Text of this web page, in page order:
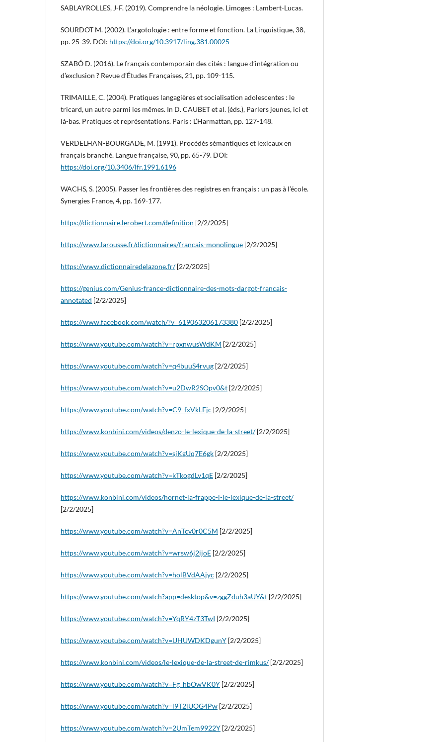
SABLAYROLLES, J-F. (2019). Comprendre la néologie. Limoges : Lambert-Lucas.
SOURDOT M. (2002). L’argotologie : entre forme et fonction. La Linguistique, 38,
pp. 25-39. DOI: https://doi.org/10.3917/ling.381.00025
SZABÓ D. (2016). Le français contemporain des cités : langue d’intégration ou
d’exclusion ? Revue d’Études Françaises, 21, pp. 109-115.
TRIMAILLE, C. (2004). Pratiques langagières et socialisation adolescentes : le
tricard, un autre parmi les mêmes. In D. CAUBET et al. (éds.), Parlers jeunes, ici et
là-bas. Pratiques et représentations. Paris : L’Harmattan, pp. 127-148.
VERDELHAN-BOURGADE, M. (1991). Procédés sémantiques et lexicaux en
français branché. Langue française, 90, pp. 65-79. DOI:
https://doi.org/10.3406/lfr.1991.6196
WACHS, S. (2005). Passer les frontières des registres en français : un pas à l’école.
Synergies France, 4, pp. 169-177.
https://dictionnaire.lerobert.com/definition [2/2/2025]
https://www.larousse.fr/dictionnaires/francais-monolingue [2/2/2025]
https://www.dictionnairedelazone.fr/[2/2/2025]
https://genius.com/Genius-france-dictionnaire-des-mots-dargot-francais-
annotated [2/2/2025]
https://www.facebook.com/watch/?v=619063206173380 [2/2/2025]
https://www.youtube.com/watch?v=rpxnwusWdKM [2/2/2025]
https://www.youtube.com/watch?v=q4buuS4rvug [2/2/2025]
https://www.youtube.com/watch?v=u2DwR2SOpv0&t [2/2/2025]
https://www.youtube.com/watch?v=C9_fxVkLFjc [2/2/2025]
https://www.konbini.com/videos/denzo-le-lexique-de-la-street/[2/2/2025]
https://www.youtube.com/watch?v=sjKgUq7E6gk [2/2/2025]
https://www.youtube.com/watch?v=kTkogdLv1qE [2/2/2025]
https://www.konbini.com/videos/hornet-la-frappe-l-le-lexique-de-la-street/
[2/2/2025]
https://www.youtube.com/watch?v=AnTcv0r0C5M [2/2/2025]
https://www.youtube.com/watch?v=wrsw6j2ijoE [2/2/2025]
https://www.youtube.com/watch?v=holBVdAAjyc [2/2/2025]
https://www.youtube.com/watch?app=desktop&v=zggZduh3aUY&t [2/2/2025]
https://www.youtube.com/watch?v=YqRY4zT3TwI [2/2/2025]
https://www.youtube.com/watch?v=UHUWDKDgunY [2/2/2025]
https://www.konbini.com/videos/le-lexique-de-la-street-de-rimkus/[2/2/2025]
https://www.youtube.com/watch?v=Fg_hbOwVK0Y [2/2/2025]
https://www.youtube.com/watch?v=l9T2lUOG4Pw [2/2/2025]
https://www.youtube.com/watch?v=2UmTem9922Y [2/2/2025]